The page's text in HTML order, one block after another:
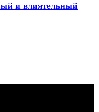
и влиятельный